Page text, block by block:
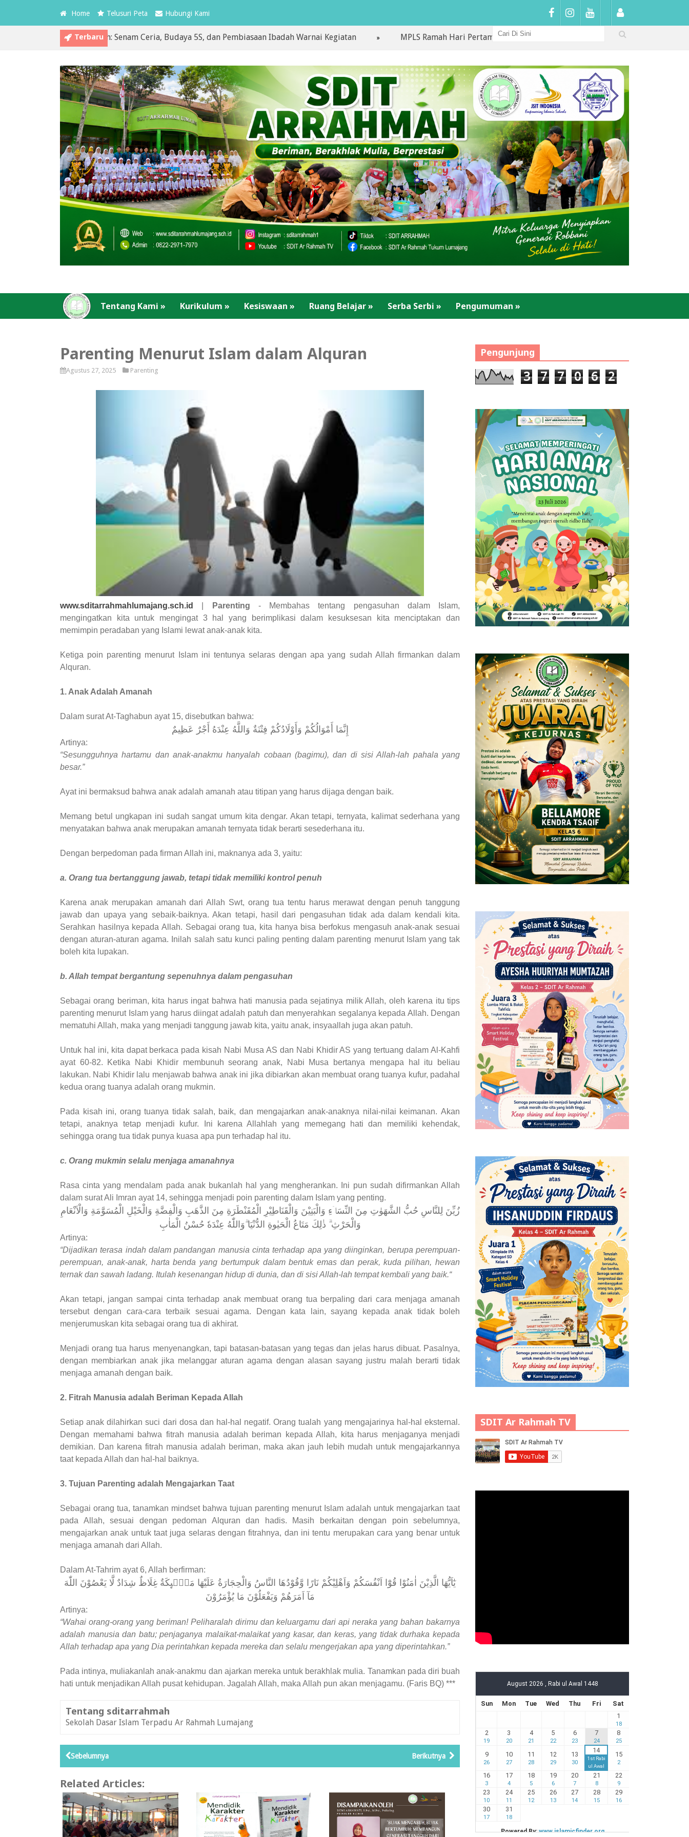
Home Telusuri Peta Hubungi Kami
Terbaru
SDIT Arrahmah: Senam Ceria, Budaya 5S, dan Pembiasaan Ibadah Warnai Kegiatan MPLS Ramah Hari Pertama di SDIT Arrahmah: Sambutan Hangat, Penguatan Karakter,
Tentang Kami » Kurikulum » Kesiswaan » Ruang Belajar» Serba Serbi » Pengumuman »
Parenting Menurut Islam dalam Alquran
Agustus 27, 2025 Parenting
www.sditarrahmahlumajang.sch.id Parenting - Membahas tentang pengasuhan dalam Islam,
mengingatkan kita untuk mengingat 3 hal yang berimplikasi dalam kesuksesan kita menciptakan dan
memimpin peradaban yang Islami lewat anak-anak kita.
Ketiga poin parenting menurut Islam ini tentunya selaras dengan apa yang sudah Allah firmankan dalam
Alquran.
1. Anak Adalah Amanah
Dalam surat At-Taghabun ayat 15, disebutkan bahwa:
إِنَّمَا أَمْوَالُكُمْ وَأَوْلَادُكُمْ فِتْنَةٌ وَاللَّهُ عِنْدَهُ أَجْرٌ عَظِيمٌ
Artinya:
“Sesungguhnya hartamu dan anak-anakmu hanyalah cobaan (bagimu), dan di sisi Allah-lah pahala yang
besar.”
Ayat ini bermaksud bahwa anak adalah amanah atau titipan yang harus dijaga dengan baik.
Memang betul ungkapan ini sudah sangat umum kita dengar. Akan tetapi, ternyata, kalimat sederhana yang
menyatakan bahwa anak merupakan amanah ternyata tidak berarti sesederhana itu.
Dengan berpedoman pada firman Allah ini, maknanya ada 3, yaitu:
a. Orang tua bertanggung jawab, tetapi tidak memiliki kontrol penuh
Karena anak merupakan amanah dari Allah Swt, orang tua tentu harus merawat dengan penuh tanggung
jawab dan upaya yang sebaik-baiknya. Akan tetapi, hasil dari pengasuhan tidak ada dalam kendali kita.
Serahkan hasilnya kepada Allah. Sebagai orang tua, kita hanya bisa berfokus mengasuh anak-anak sesuai
dengan aturan-aturan agama. Inilah salah satu kunci paling penting dalam parenting menurut Islam yang tak
boleh kita lupakan.
b. Allah tempat bergantung sepenuhnya dalam pengasuhan
Sebagai orang beriman, kita harus ingat bahwa hati manusia pada sejatinya milik Allah, oleh karena itu tips
parenting menurut Islam yang harus diingat adalah patuh dan menyerahkan segalanya kepada Allah. Dengan
mematuhi Allah, maka yang menjadi tanggung jawab kita, yaitu anak, insyaallah juga akan patuh.
Untuk hal ini, kita dapat berkaca pada kisah Nabi Musa AS dan Nabi Khidir AS yang tertuang dalam Al-Kahfi
ayat 60-82. Ketika Nabi Khidir membunuh seorang anak, Nabi Musa bertanya mengapa hal itu beliau
lakukan. Nabi Khidir lalu menjawab bahwa anak ini jika dibiarkan akan membuat orang tuanya kufur, padahal
kedua orang tuanya adalah orang mukmin.
Pada kisah ini, orang tuanya tidak salah, baik, dan mengajarkan anak-anaknya nilai-nilai keimanan. Akan
tetapi, anaknya tetap menjadi kufur. Ini karena Allahlah yang memegang hati dan memiliki kehendak,
sehingga orang tua tidak punya kuasa apa pun terhadap hal itu.
c. Orang mukmin selalu menjaga amanahnya
Rasa cinta yang mendalam pada anak bukanlah hal yang mengherankan. Ini pun sudah difirmankan Allah
dalam surat Ali Imran ayat 14, sehingga menjadi poin parenting dalam Islam yang penting.
زُيِّنَ لِلنَّاسِ حُبُّ الشَّهَوٰتِ مِنَ النِّسَاۤءِ وَالْبَنِيْنَ وَالْقَنَاطِيْرِ الْمُقَنْطَرَةِ مِنَ الذَّهَبِ وَالْفِضَّةِ وَالْخَيْلِ الْمُسَوَّمَةِ وَالْاَنْعَامِ
وَالْحَرْثِ ۗ ذٰلِكَ مَتَاعُ الْحَيٰوةِ الدُّنْيَا ۗوَاللّٰهُ عِنْدَهٗ حُسْنُ الْمَاٰبِ
Artinya:
“Dijadikan terasa indah dalam pandangan manusia cinta terhadap apa yang diinginkan, berupa perempuan-
perempuan, anak-anak, harta benda yang bertumpuk dalam bentuk emas dan perak, kuda pilihan, hewan
ternak dan sawah ladang. Itulah kesenangan hidup di dunia, dan di sisi Allah-lah tempat kembali yang baik.“
Akan tetapi, jangan sampai cinta terhadap anak membuat orang tua berpaling dari cara menjaga amanah
tersebut dengan cara-cara terbaik sesuai agama. Dengan kata lain, sayang kepada anak tidak boleh
menjerumuskan kita sebagai orang tua di akhirat.
Menjadi orang tua harus menyenangkan, tapi batasan-batasan yang tegas dan jelas harus dibuat. Pasalnya,
dengan membiarkan anak jika melanggar aturan agama dengan alasan sayang justru malah berarti tidak
menjaga amanah dengan baik.
2. Fitrah Manusia adalah Beriman Kepada Allah
Setiap anak dilahirkan suci dari dosa dan hal-hal negatif. Orang tualah yang mengajarinya hal-hal eksternal.
Dengan memahami bahwa fitrah manusia adalah beriman kepada Allah, kita harus menjaganya menjadi
demikian. Dan karena fitrah manusia adalah beriman, maka akan jauh lebih mudah untuk mengajarkannya
taat kepada Allah dan hal-hal baiknya.
3. Tujuan Parenting adalah Mengajarkan Taat
Sebagai orang tua, tanamkan mindset bahwa tujuan parenting menurut Islam adalah untuk mengajarkan taat
pada Allah, sesuai dengan pedoman Alquran dan hadis. Masih berkaitan dengan poin sebelumnya,
mengajarkan anak untuk taat juga selaras dengan fitrahnya, dan ini tentu merupakan cara yang benar untuk
menjaga amanah dari Allah.
Dalam At-Tahrim ayat 6, Allah berfirman:
يٰٓاَيُّهَا الَّذِيْنَ اٰمَنُوْا قُوْٓا اَنْفُسَكُمْ وَاَهْلِيْكُمْ نَارًا وَّقُوْدُهَا النَّاسُ وَالْحِجَارَةُ عَلَيْهَا مَلٰۤىِٕكَةٌ غِلَاظٌ شِدَادٌ لَّا يَعْصُوْنَ اللّٰهَ
مَآ اَمَرَهُمْ وَيَفْعَلُوْنَ مَا يُؤْمَرُوْنَ
Artinya:
“Wahai orang-orang yang beriman! Peliharalah dirimu dan keluargamu dari api neraka yang bahan bakarnya
adalah manusia dan batu; penjaganya malaikat-malaikat yang kasar, dan keras, yang tidak durhaka kepada
Allah terhadap apa yang Dia perintahkan kepada mereka dan selalu mengerjakan apa yang diperintahkan.”
Pada intinya, muliakanlah anak-anakmu dan ajarkan mereka untuk berakhlak mulia. Tanamkan pada diri buah
hati untuk menjadikan Allah pusat kehidupan. Jagalah Allah, maka Allah pun akan menjagamu. (Faris BQ) ***
Tentang sditarrahmah
Sekolah Dasar Islam Terpadu Ar Rahmah Lumajang
Berikutnya
Sebelumnya
Related Articles:
Pengunjung
3 7 7 0 6 2
SDIT Ar Rahmah TV